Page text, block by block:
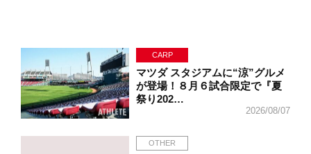
CARP
マツダ スタジアムに“涼”グルメ
が登場！８月６試合限定で『夏
祭り202…
2026/08/07
OTHER